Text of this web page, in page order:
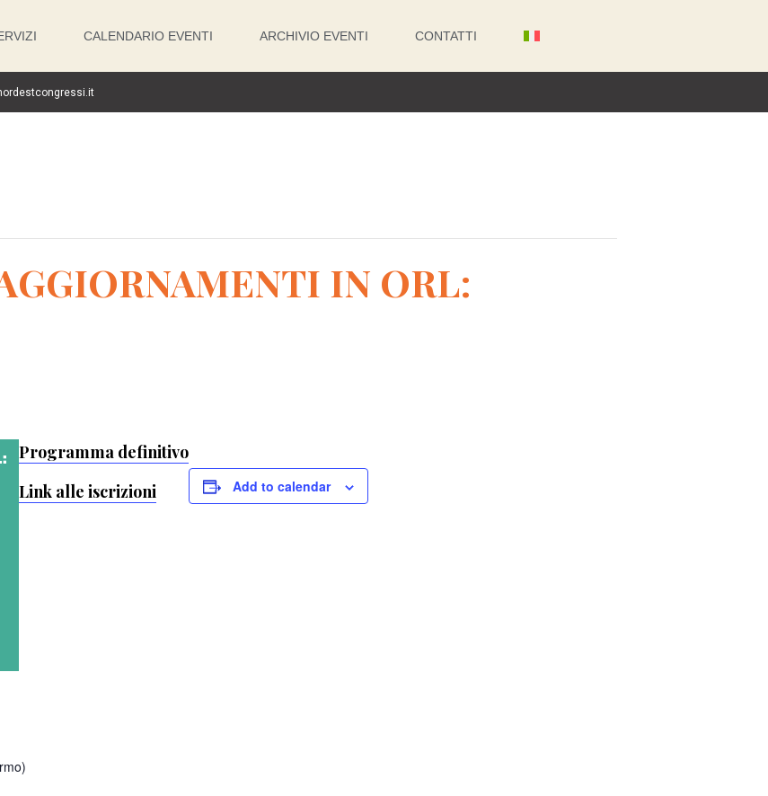
CALENDARIO EVENTI ARCHIVIO EVENTI CONTATTI
IN ORL:
Programma definitivo
Link alle iscrizioni
Add to calendar